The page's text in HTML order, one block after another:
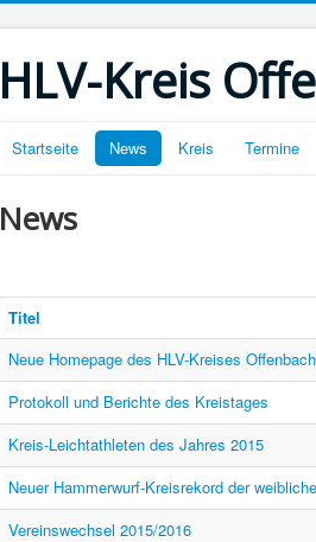
HLV-Kreis
Startseite News Kreis Termine
News
Titel
Neue Homepage des HLV-Kreises
Protokoll und Berichte des Kreistages
Kreis-Leichtathleten des Jahres 2015
Neuer Hammerwurf-Kreisrekord der
Vereinswechsel 2015/2016